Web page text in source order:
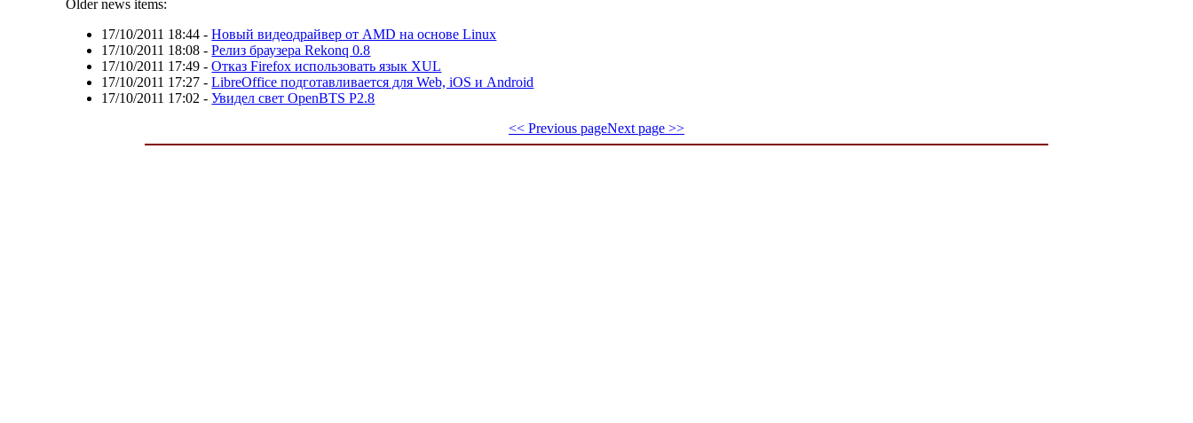
Older news items:
17/10/2011 18:44 -Новый видеодрайвер от AMD на основе Linux
17/10/2011 18:08 -Релиз браузера Rekonq 0.8
17/10/2011 17:49 -Отказ Firefox использовать язык XUL
17/10/2011 17:27 -LibreOffice подготавливается для Web, iOS и Android
17/10/2011 17:02 -Увидел свет OpenBTS P2.8
<< Previous pageNext page >>